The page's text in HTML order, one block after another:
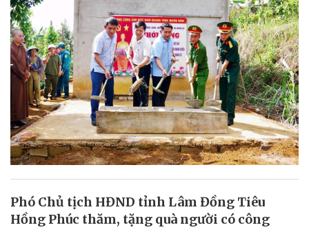
Phó Chủ tịch HĐND tỉnh Lâm Đồng Tiêu
Hồng Phúc thăm, tặng quà người có công